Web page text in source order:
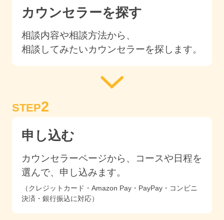
カウンセラーを探す
相談内容や相談方法から、
相談してみたいカウンセラーを探します。
STEP2
申し込む
カウンセラーページから、コースや日程を
選んで、申し込みます。
（クレジットカード・Amazon Pay・PayPay・コンビニ
決済・銀行振込に対応）